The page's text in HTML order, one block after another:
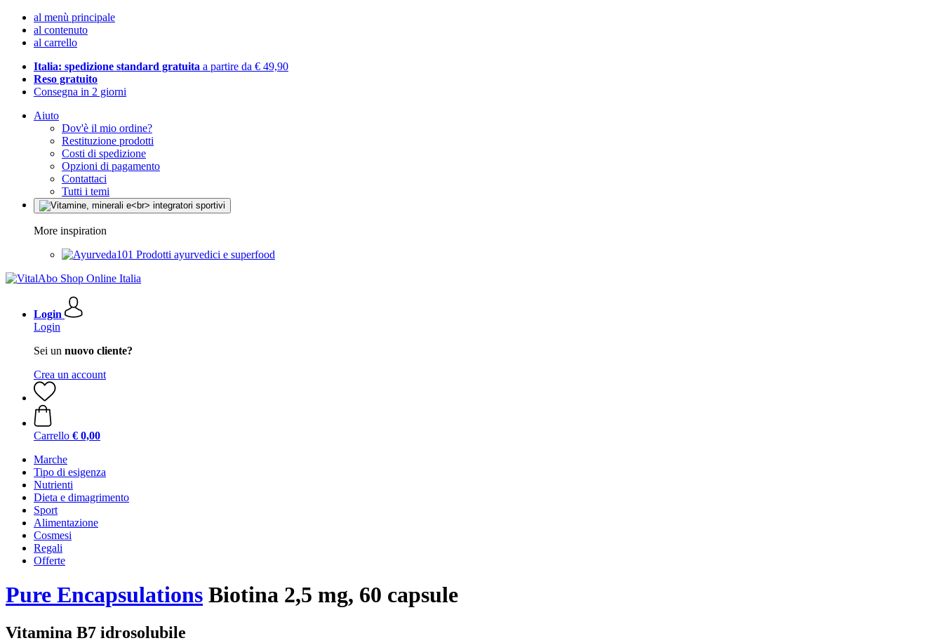
al menù principale
al contenuto
al carrello
Italia: spedizione standard gratuita a partire da € 49,90
Reso gratuito
Consegna in 2 giorni
Aiuto
Dov'è il mio ordine?
Restituzione prodotti
Costi di spedizione
Opzioni di pagamento
Contattaci
Tutti i temi
More inspiration
Prodotti ayurvedici e superfood
Login
Login
Sei un nuovo cliente?
Crea un account
Carrello € 0,00
Marche
Tipo di esigenza
Nutrienti
Dieta e dimagrimento
Sport
Alimentazione
Cosmesi
Regali
Offerte
Pure Encapsulations Biotina 2,5 mg, 60 capsule
Vitamina B7 idrosolubile